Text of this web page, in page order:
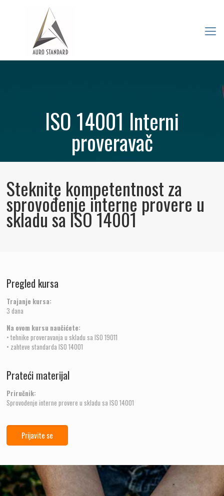
ISO 14001 Interni
proveravač
Steknite kompetentnost za
sprovođenje interne provere u
skladu saISO 14001
Pregled kursa
Trajanje kursa:
3 dana
Na ovom kursu naučićete:
• tehnike proveravanja u skladu sa ISO 19011
• zahteve standarda ISO 14001
Prateći materijal
Priručnik:
Sprovođenje interne provere u skladu sa ISO 14001
Prijavite se